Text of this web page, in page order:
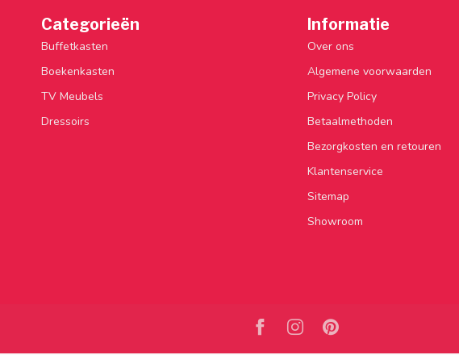
Categorieën
Buffetkasten
Boekenkasten
TV Meubels
Dressoirs
Informatie
Over ons
Algemene voorwaarden
Privacy Policy
Betaalmethoden
Bezorgkosten en retouren
Klantenservice
Sitemap
Showroom